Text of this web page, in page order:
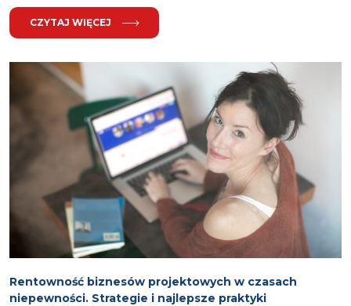
CZYTAJ WIĘCEJ
Rentowność biznesów projektowych w czasach
niepewności. Strategie i najlepsze praktyki